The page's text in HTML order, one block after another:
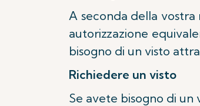
A seconda della
autorizzazione
bisogno di un visto
Richiedere un visto
Se avete bisogno di